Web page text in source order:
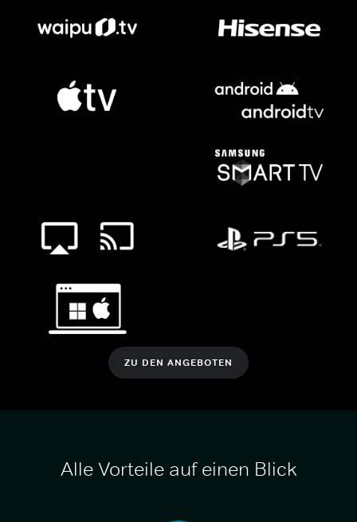
ZU DEN ANGEBOTEN
Alle Vorteile auf einen Blick